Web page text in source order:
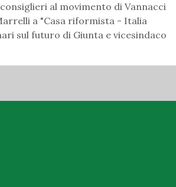
consiglieri al movimento di Vannacci
a "Casa riformista - Italia
sul futuro di Giunta e vicesindaco